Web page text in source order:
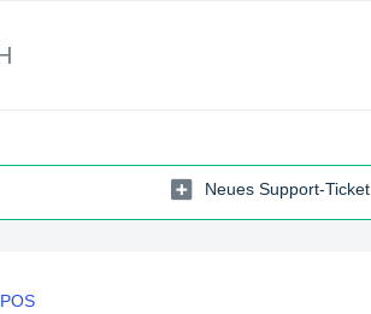
Neues Support-Ticket